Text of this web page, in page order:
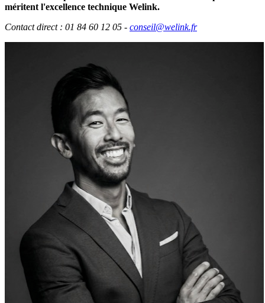
méritent l'excellence technique Welink.
Contact direct : 01 84 60 12 05 - conseil@welink.fr